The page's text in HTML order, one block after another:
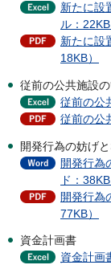
新たに設
ル：22KB
新たに設
18KB）
従前の公共施設
従前の公
従前の公
開発行為の妨げ
開発行為
ド：38KB
開発行為
77KB）
資金計画書
資金計画